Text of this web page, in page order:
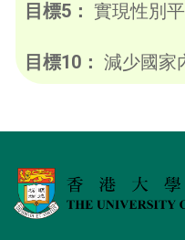
目標5： 實現性別
目標10： 減少國家